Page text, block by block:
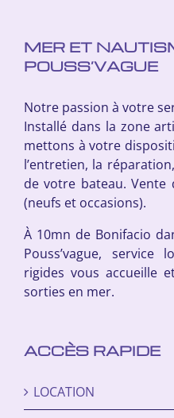
MER ET
POUSS’VAGUE
Notre passion à votre
Installé dans la zone
mettons à votre
l’entretien, la
de votre bateau. Vente
(neufs et occasions).
À 10mn de Bonifacio
Pouss’vague,
rigides vous accueille
sorties en mer.
ACCÈS RAPIDE
LOCATION